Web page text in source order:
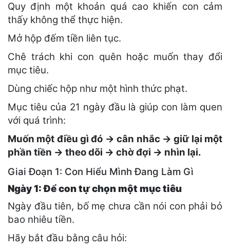
Quy định một khoản quá cao khiến con cảm
thấy không thể thực hiện.
Mở hộp đếm tiền liên tục.
Chê trách khi con quên hoặc muốn thay đổi
mục tiêu.
Dùng chiếc hộp như một hình thức phạt.
Mục tiêu của 21 ngày đầu là giúp con làm quen
với quá trình:
Muốn một điều gì đó → cân nhắc → giữ lại một
phần tiền → theo dõi → chờ đợi → nhìn lại.
Giai Đoạn 1: Con Hiểu Mình Đang Làm Gì
Ngày 1: Để con tự chọn một mục tiêu
Ngày đầu tiên, bố mẹ chưa cần nói con phải bỏ
bao nhiêu tiền.
Hãy bắt đầu bằng câu hỏi: